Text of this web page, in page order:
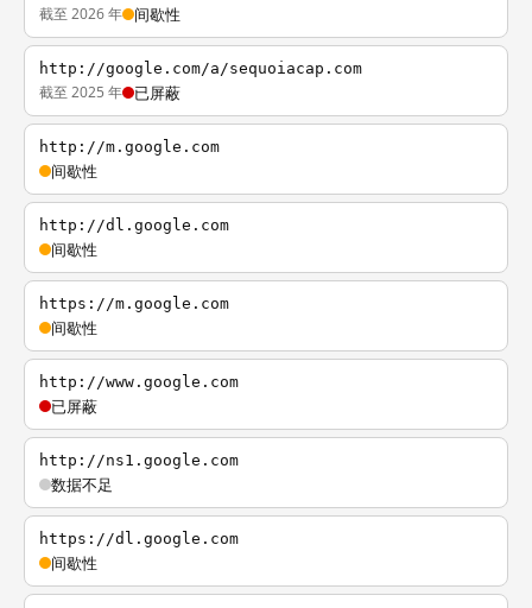
截至 2026 年 间歇性
http://google.com/a/sequoiacap.com
截至 2025 年 已屏蔽
http://m.google.com
间歇性
http://dl.google.com
间歇性
https://m.google.com
间歇性
http://www.google.com
已屏蔽
http://ns1.google.com
数据不足
https://dl.google.com
间歇性